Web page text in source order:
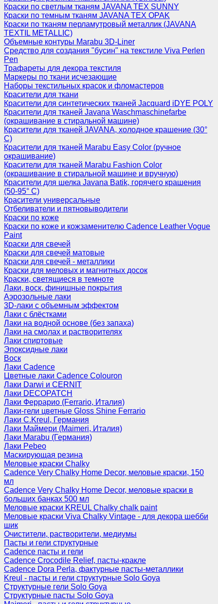
Краски по светлым тканям JAVANA TEX SUNNY
Краски по темным тканям JAVANA TEX OPAK
Краски по тканям перламутровый металлик (JAVANA
TEXTIL METALLIC)
Объемные контуры Marabu 3D-Liner
Средство для создания "бусин" на текстиле Viva Perlen
Pen
Трафареты для декора текстиля
Маркеры по ткани исчезающие
Наборы текстильных красок и фломастеров
Красители для ткани
Красители для синтетических тканей Jacquard iDYE POLY
Красители для тканей Javana Waschmaschinefarbe
(окрашивание в стиральной машине)
Красители для тканей JAVANA, холодное крашение (30°
С)
Красители для тканей Marabu Easy Color (ручное
окрашивание)
Красители для тканей Marabu Fashion Color
(окрашивание в стиральной машине и вручную)
Красители для шелка Javana Batik, горячего крашения
(50-95° С)
Красители универсальные
Отбеливатели и пятновыводители
Краски по коже
Краски по коже и кожзаменителю Cadence Leather Vogue
Paint
Краски для свечей
Краски для свечей матовые
Краски для свечей - металлики
Краски для меловых и магнитных досок
Краски, светящиеся в темноте
Лаки, воск, финишные покрытия
Аэрозольные лаки
3D-лаки с объемным эффектом
Лаки с блёстками
Лаки на водной основе (без запаха)
Лаки на смолах и растворителях
Лаки спиртовые
Эпоксидные лаки
Воск
Лаки Cadence
Цветные лаки Cadence Colouron
Лаки Darwi и CERNIT
Лаки DECOPATCH
Лаки Феррарио (Ferrario, Италия)
Лаки-гели цветные Gloss Shine Ferrario
Лаки C.Kreul, Германия
Лаки Маймери (Maimeri, Италия)
Лаки Marabu (Германия)
Лаки Pebeo
Маскирующая резина
Меловые краски Chalky
Cadence Very Chalky Home Decor, меловые краски, 150
мл
Cadence Very Chalky Home Decor, меловые краски в
больших банках 500 мл
Меловые краски KREUL Chalky chalk paint
Меловые краски Viva Chalky Vintage - для декора шебби
шик
Очистители, растворители, медиумы
Пасты и гели структурные
Cadence пасты и гели
Cadence Crocodile Relief, пасты-кракле
Cadence Dora Perla, фактурные пасты-металлики
Kreul - пасты и гели структурные Solo Goya
Структурные гели Solo Goya
Структурные пасты Solo Goya